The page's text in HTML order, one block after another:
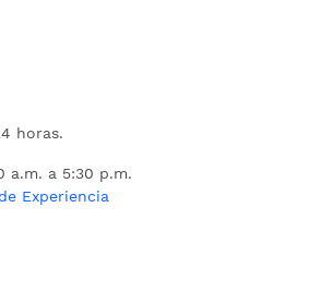
horas.
a.m. a 5:30 p.m.
Experiencia